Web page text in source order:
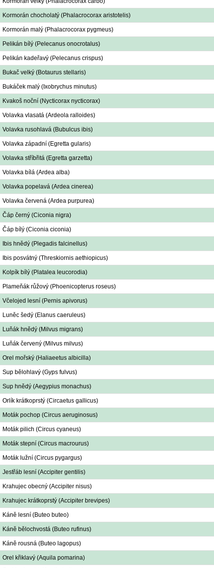
Kormorán chocholatý (Phalacrocorax aristotelis)
Kormorán malý (Phalacrocorax pygmeus)
Pelikán bílý (Pelecanus onocrotalus)
Pelikán kadeřavý (Pelecanus crispus)
Bukač velký (Botaurus stellaris)
Bukáček malý (Ixobrychus minutus)
Kvakoš noční (Nycticorax nycticorax)
Volavka vlasatá (Ardeola ralloides)
Volavka rusohlavá (Bubulcus ibis)
Volavka západní (Egretta gularis)
Volavka stříbřitá (Egretta garzetta)
Volavka bílá (Ardea alba)
Volavka popelavá (Ardea cinerea)
Volavka červená (Ardea purpurea)
Čáp černý (Ciconia nigra)
Čáp bílý (Ciconia ciconia)
Ibis hnědý (Plegadis falcinellus)
Ibis posvátný (Threskiornis aethiopicus)
Kolpík bílý (Platalea leucorodia)
Plameňák růžový (Phoenicopterus roseus)
Včelojed lesní (Pernis apivorus)
Luněc šedý (Elanus caeruleus)
Luňák hnědý (Milvus migrans)
Luňák červený (Milvus milvus)
Orel mořský (Haliaeetus albicilla)
Sup bělohlavý (Gyps fulvus)
Sup hnědý (Aegypius monachus)
Orlík krátkoprstý (Circaetus gallicus)
Moták pochop (Circus aeruginosus)
Moták pilich (Circus cyaneus)
Moták stepní (Circus macrourus)
Moták lužní (Circus pygargus)
Jestřáb lesní (Accipiter gentilis)
Krahujec obecný (Accipiter nisus)
Krahujec krátkoprstý (Accipiter brevipes)
Káně lesní (Buteo buteo)
Káně bělochvostá (Buteo rufinus)
Káně rousná (Buteo lagopus)
Orel křiklavý (Aquila pomarina)